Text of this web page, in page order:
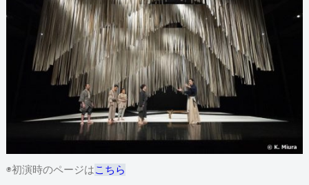
◉初演時のページはこちら